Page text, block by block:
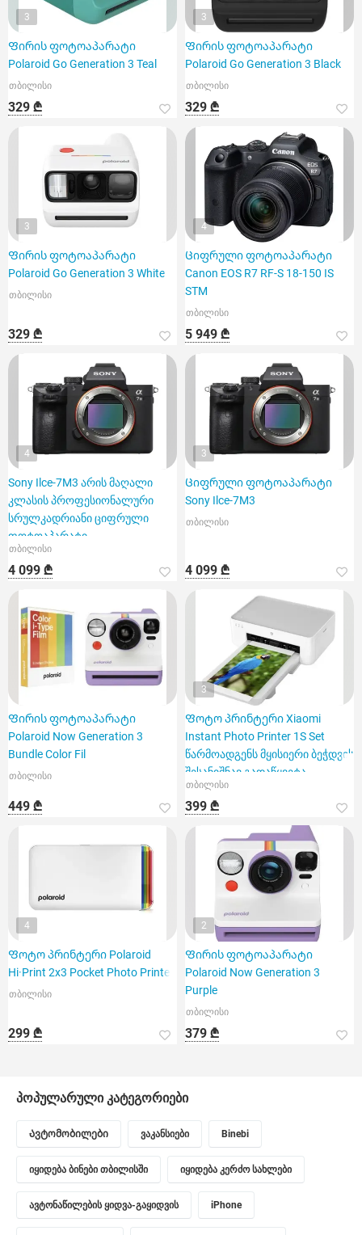
3
Ფირის ფოტოაპარატი
Polaroid Go Generation 3 Teal
თბილისი
329 ₾
3
Ფირის ფოტოაპარატი
Polaroid Go Generation 3 Black
თბილისი
329 ₾
3
Ფირის ფოტოაპარატი
Polaroid Go Generation 3 White
თბილისი
329 ₾
4
Ციფრული ფოტოაპარატი
Canon EOS R7 RF-S 18-150 IS
STM
თბილისი
5 949 ₾
4
Sony Ilce-7M3 არის მაღალი
კლასის პროფესიონალური
სრულკადრიანი ციფრული
ფოტოაპარატი
თბილისი
4 099 ₾
3
Ციფრული ფოტოაპარატი
Sony Ilce-7M3
თბილისი
4 099 ₾
Ფირის ფოტოაპარატი
Polaroid Now Generation 3
Bundle Color Fil
თბილისი
449 ₾
3
Ფოტო პრინტერი Xiaomi
Instant Photo Printer 1S Set
წარმოადგენს მყისიერი ბეჭდვის
შესანიშნავ გადაწყვეტა
თბილისი
399 ₾
4
Ფოტო პრინტერი Polaroid
Hi·Print 2x3 Pocket Photo Printer
თბილისი
299 ₾
2
Ფირის ფოტოაპარატი
Polaroid Now Generation 3
Purple
თბილისი
379 ₾
პოპულარული კატეგორიები
Ავტომობილები ვაკანსიები Binebi
იყიდება ბინები თბილისში იყიდება კერძო სახლები
ავტონაწილების ყიდვა-გაყიდვის iPhone